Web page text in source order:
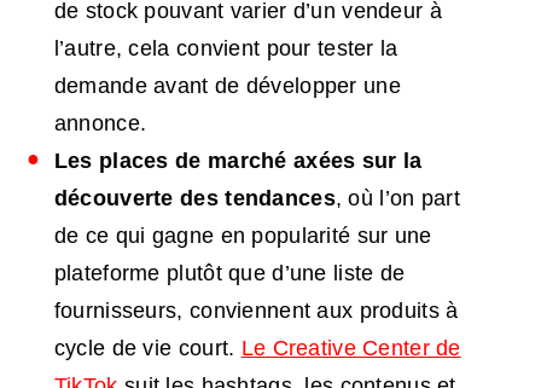
de stock pouvant varier d’un vendeur à
l’autre, cela convient pour tester la
demande avant de développer une
annonce.
Les places de marché axées sur la
découverte des tendances, où l’on part
de ce qui gagne en popularité sur une
plateforme plutôt que d’une liste de
fournisseurs, conviennent aux produits à
cycle de vie court. Le Creative Center de